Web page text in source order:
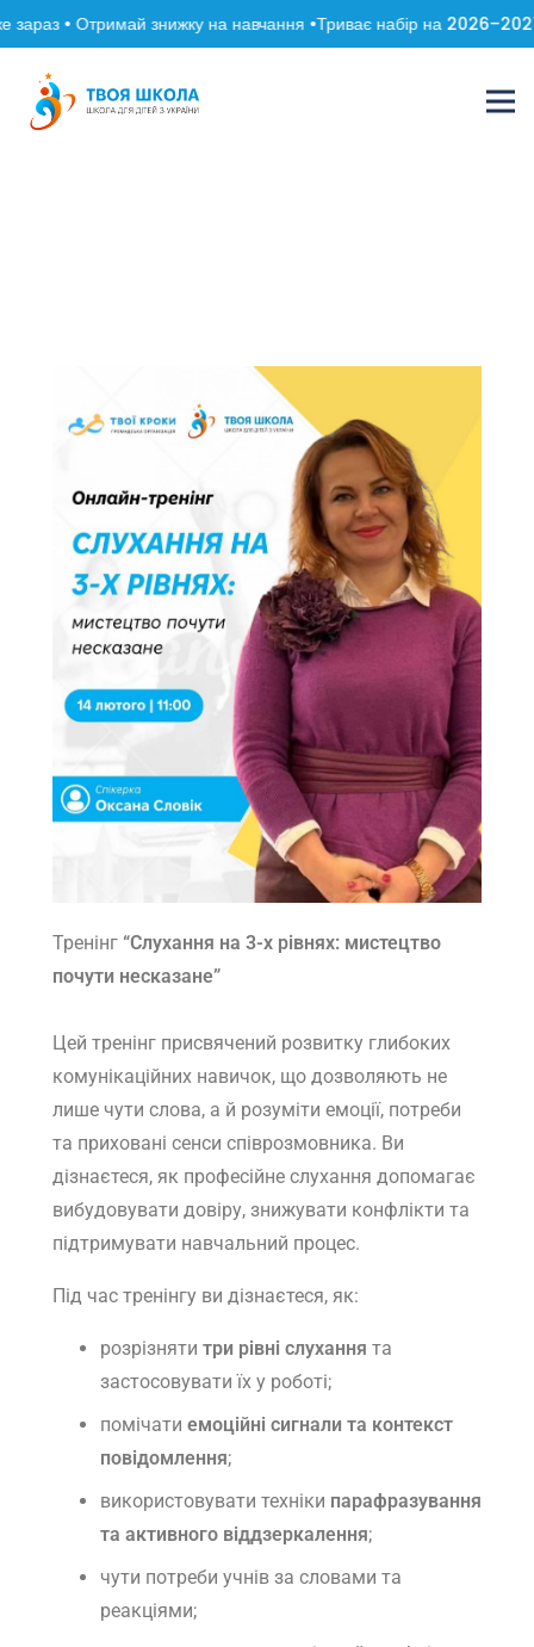
• Отримай знижку на навчання • Триває набір на 2026–2027
Тренінг “Слухання на 3-х рівнях: мистецтво
почути несказане”
Цей тренінг присвячений розвитку глибоких
комунікаційних навичок, що дозволяють не
лише чути слова, а й розуміти емоції, потреби
та приховані сенси співрозмовника. Ви
дізнаєтеся, як професійне слухання допомагає
вибудовувати довіру, знижувати конфлікти та
підтримувати навчальний процес.
Під час тренінгу ви дізнаєтеся, як:
розрізняти три рівні слухання та
застосовувати їх у роботі;
помічати емоційні сигнали та контекст
повідомлення;
використовувати техніки парафразування
та активного віддзеркалення;
чути потреби учнів за словами та
реакціями;